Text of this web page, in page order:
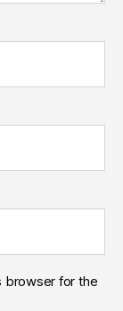
browser for the